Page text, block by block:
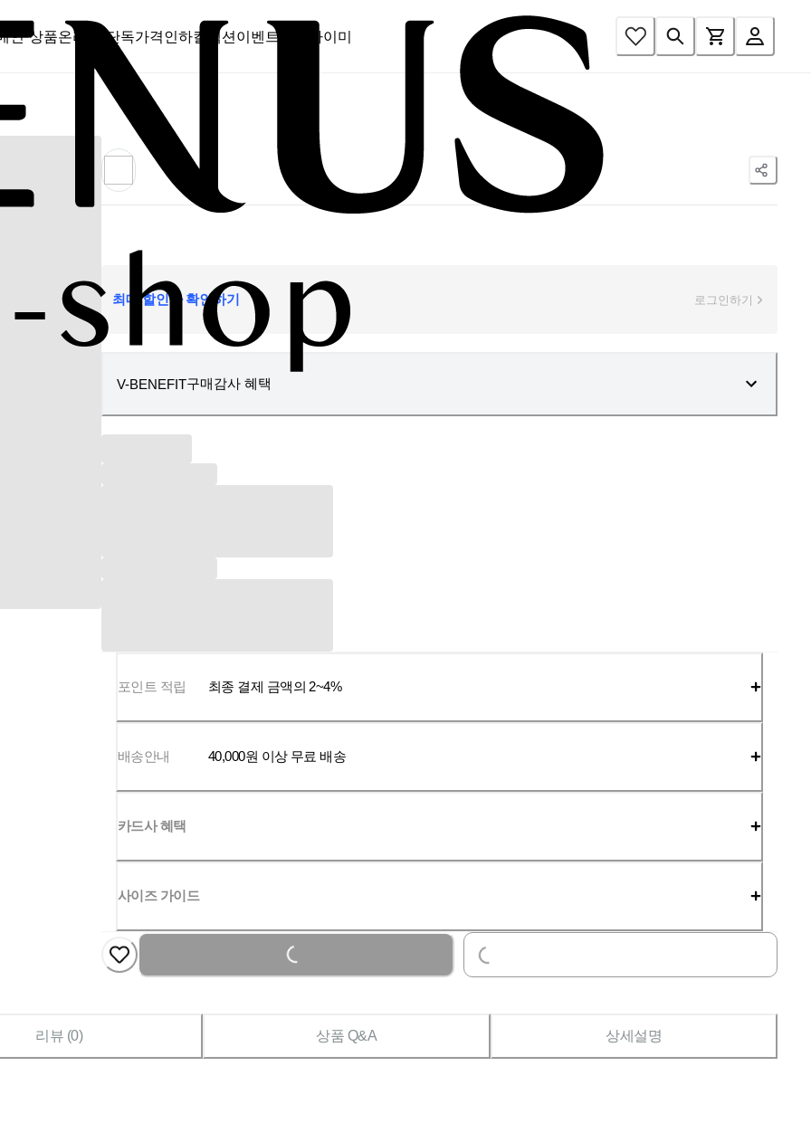
인 상품온라인 단독가격인하컬렉션이벤트 스캔바이미
최대 할인가 확인하기 로그인하기
V-BENEFIT구매감사 혜택
포인트 적립 최종 결제 금액의 2~4%
배송안내 40,000원 이상 무료 배송
카드사 혜택
사이즈 가이드
Loading...
리뷰 (0) 상품 Q&A 상세설명